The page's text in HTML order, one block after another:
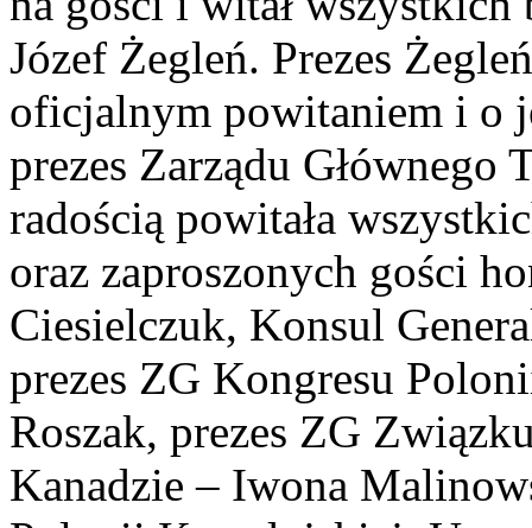
Józef Żegleń. Prezes
oficjalnym powitaniem i o
prezes Zarządu Głównego
radością powitała
oraz zaproszonych gości
Ciesielczuk, Konsul
prezes ZG Kongresu
Roszak, prezes ZG
Kanadzie – Iwona